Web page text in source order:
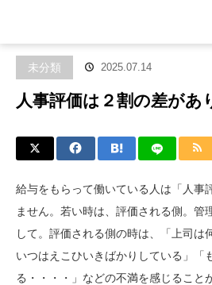
未分類 2025.07.14
人事評価は２割の差があ
給与をもらって働いている人は「人事
ません。若い時は、評価される側。管
して。評価される側の時は、「上司は
いつはえこひいきばかりしている」「
る・・・・」などの不満を感じること